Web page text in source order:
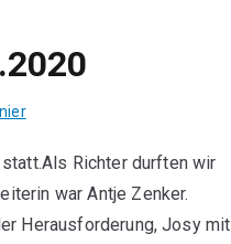
Richter durften wir
war Antje Zenker.
Herausforderung, Josy mit